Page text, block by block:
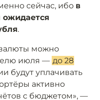
сейчас, ибо в
.
можно
июля — до 28
будут уплачивать
активно
с бюджетом», —